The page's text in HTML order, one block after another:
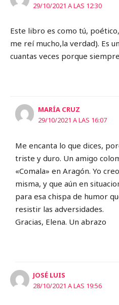
29/10/2021 A LAS 12:30
Este libro es como tú,
me reí mucho,la verdad). Es
cuantas veces porque
MARÍA CRUZ
29/10/2021 A LAS 16:07
Me encanta lo que dices,
triste y duro. Un amigo
«Comala» en Aragón. Yo
misma, y que aún en
para esa chispa de humor
resistir las adversidades.
Gracias, Elena. Un abrazo
JOSÉ LUIS
28/10/2021 A LAS 19:56